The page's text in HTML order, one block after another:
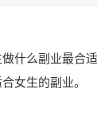
什么副业最合适
女生的副业。